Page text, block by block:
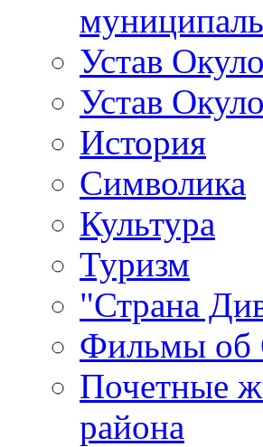
Устав
Устав
История
Символика
Культура
Туризм
"Страна
Фильмы об
Почетные
района